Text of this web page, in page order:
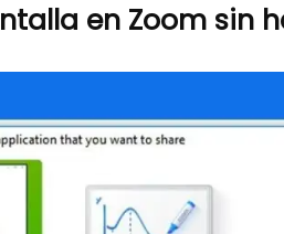
en Zoom sin